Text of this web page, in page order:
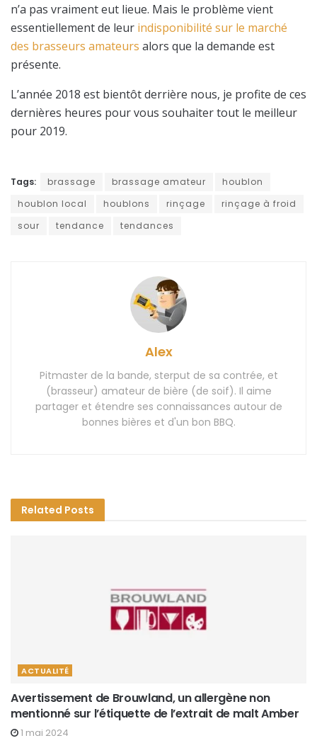
n’a pas vraiment eut lieue. Mais le problème vient
essentiellement de leur indisponibilité sur le marché
des brasseurs amateurs alors que la demande est
présente.
L’année 2018 est bientôt derrière nous, je profite de ces
dernières heures pour vous souhaiter tout le meilleur
pour 2019.
Tags: brassage brassage amateur
houblon
houblon local
houblons rinçage
rinçage à froid
sour
tendance tendances
Alex
Pitmaster de la bande, sterput de sa contrée, et
(brasseur) amateur de bière (de soif). Il aime
partager et étendre ses connaissances autour de
bonnes bières et d'un bon BBQ.
Related Posts
ACTUALITÉ
Avertissement de Brouwland, un allergène non
mentionné sur l’étiquette de l’extrait de malt Amber
1 mai 2024